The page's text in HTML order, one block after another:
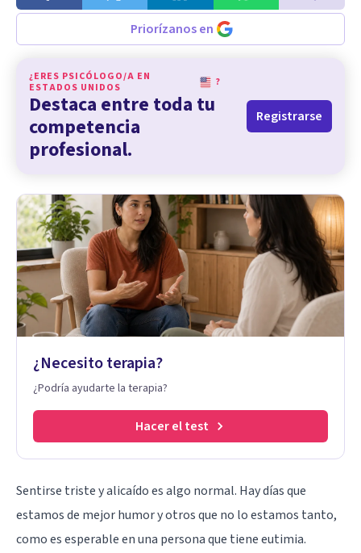
Priorízanos en
¿ERES PSICÓLOGO/A EN
ESTADOS UNIDOS
?
Destaca entre toda tu
competencia
profesional.
Registrarse
¿Necesito terapia?
¿Podría ayudarte la terapia?
Hacer el test
Sentirse triste y alicaído es algo normal. Hay días que
estamos de mejor humor y otros que no lo estamos tanto,
como es esperable en una persona que tiene eutimia.